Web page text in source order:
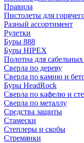
Правила
Пистолеты для
Разный ассортимент
Рулетки
Буры 888
Буры HIPEX
Полотна для
Сверла по дереву
Сверла по камню и
Буры HeadRock
Сверла по кафелю и
Сверла по металлу
Средства защиты
Стамески
Степлеры и скобы
Стремянки